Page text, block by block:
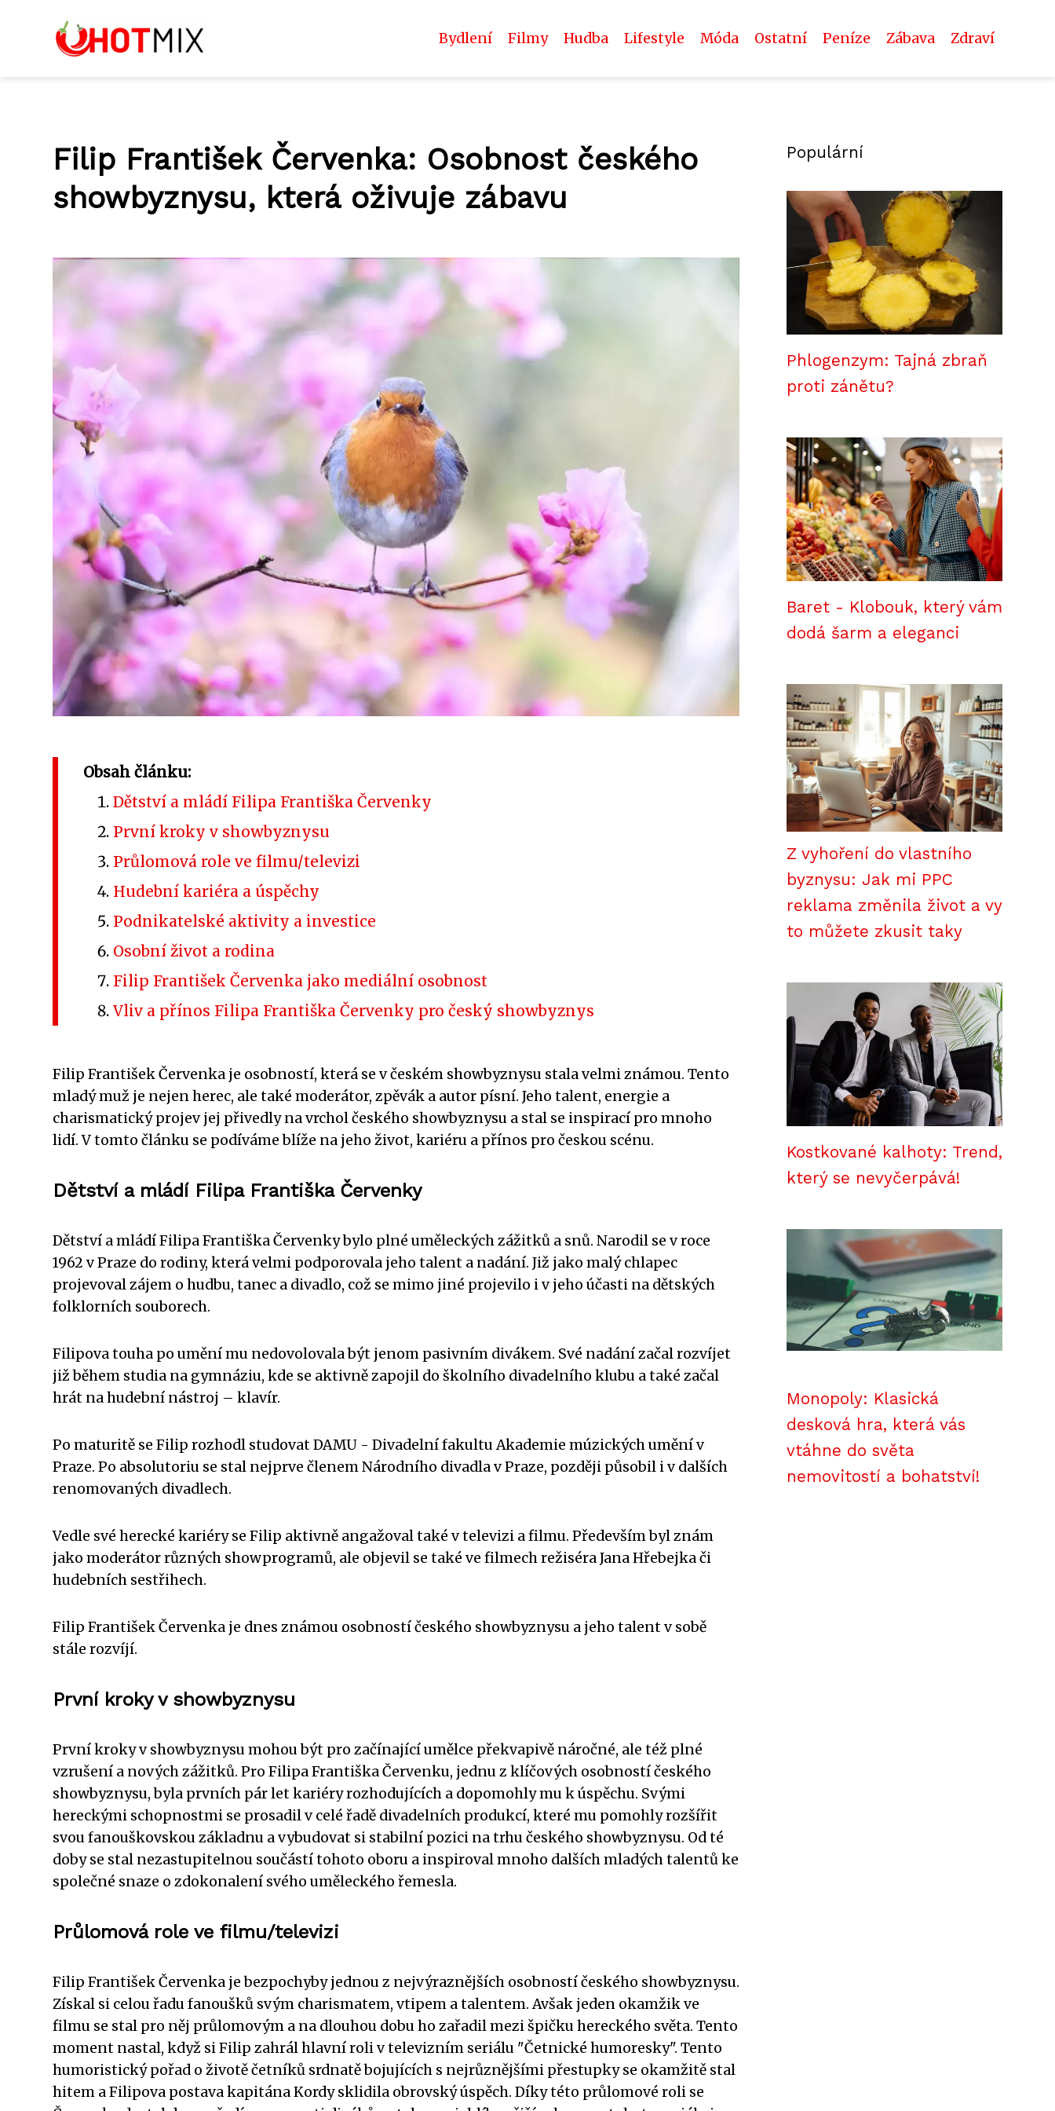
Bydlení Filmy Hudba Lifestyle Móda Ostatní Peníze Zábava Zdraví
Filip František Červenka: Osobnost českého
showbyznysu, která oživuje zábavu
Obsah článku:
Dětství a mládí Filipa Františka Červenky
První kroky v showbyznysu
Průlomová role ve filmu/televizi
Hudební kariéra a úspěchy
Podnikatelské aktivity a investice
Osobní život a rodina
Filip František Červenka jako mediální osobnost
Vliv a přínos Filipa Františka Červenky pro český showbyznys
Filip František Červenka je osobností, která se v českém showbyznysu stala velmi známou. Tento
mladý muž je nejen herec, ale také moderátor, zpěvák a autor písní. Jeho talent, energie a
charismatický projev jej přivedly na vrchol českého showbyznysu a stal se inspirací pro mnoho
lidí. V tomto článku se podíváme blíže na jeho život, kariéru a přínos pro českou scénu.
Dětství a mládí Filipa Františka Červenky
Dětství a mládí Filipa Františka Červenky bylo plné uměleckých zážitků a snů. Narodil se v roce
1962 v Praze do rodiny, která velmi podporovala jeho talent a nadání. Již jako malý chlapec
projevoval zájem o hudbu, tanec a divadlo, což se mimo jiné projevilo i v jeho účasti na dětských
folklorních souborech.
Filipova touha po umění mu nedovolovala být jenom pasivním divákem. Své nadání začal rozvíjet
již během studia na gymnáziu, kde se aktivně zapojil do školního divadelního klubu a také začal
hrát na hudební nástroj – klavír.
Po maturitě se Filip rozhodl studovat DAMU - Divadelní fakultu Akademie múzických umění v
Praze. Po absolutoriu se stal nejprve členem Národního divadla v Praze, později působil i v dalších
renomovaných divadlech.
Vedle své herecké kariéry se Filip aktivně angažoval také v televizi a filmu. Především byl znám
jako moderátor různých showprogramů, ale objevil se také ve filmech režiséra Jana Hřebejka či
hudebních sestřihech.
Filip František Červenka je dnes známou osobností českého showbyznysu a jeho talent v sobě
stále rozvíjí.
První kroky v showbyznysu
První kroky v showbyznysu mohou být pro začínající umělce překvapivě náročné, ale též plné
vzrušení a nových zážitků. Pro Filipa Františka Červenku, jednu z klíčových osobností českého
showbyznysu, byla prvních pár let kariéry rozhodujících a dopomohly mu k úspěchu. Svými
hereckými schopnostmi se prosadil v celé řadě divadelních produkcí, které mu pomohly rozšířit
svou fanouškovskou základnu a vybudovat si stabilní pozici na trhu českého showbyznysu. Od té
doby se stal nezastupitelnou součástí tohoto oboru a inspiroval mnoho dalších mladých talentů ke
společné snaze o zdokonalení svého uměleckého řemesla.
Průlomová role ve filmu/televizi
Filip František Červenka je bezpochyby jednou z nejvýraznějších osobností českého showbyznysu.
Získal si celou řadu fanoušků svým charismatem, vtipem a talentem. Avšak jeden okamžik ve
filmu se stal pro něj průlomovým a na dlouhou dobu ho zařadil mezi špičku hereckého světa. Tento
moment nastal, když si Filip zahrál hlavní roli v televizním seriálu "Četnické humoresky". Tento
humoristický pořad o životě četníků srdnatě bojujících s nejrůznějšími přestupky se okamžitě stal
hitem a Filipova postava kapitána Kordy sklidila obrovský úspěch. Díky této průlomové roli se
Populární
Phlogenzym: Tajná zbraň
proti zánětu?
Baret - Klobouk, který vám
dodá šarm a eleganci
Z vyhoření do vlastního
byznysu: Jak mi PPC
reklama změnila život a vy
to můžete zkusit taky
Kostkované kalhoty: Trend,
který se nevyčerpává!
Monopoly: Klasická
desková hra, která vás
vtáhne do světa
nemovitostí a bohatství!